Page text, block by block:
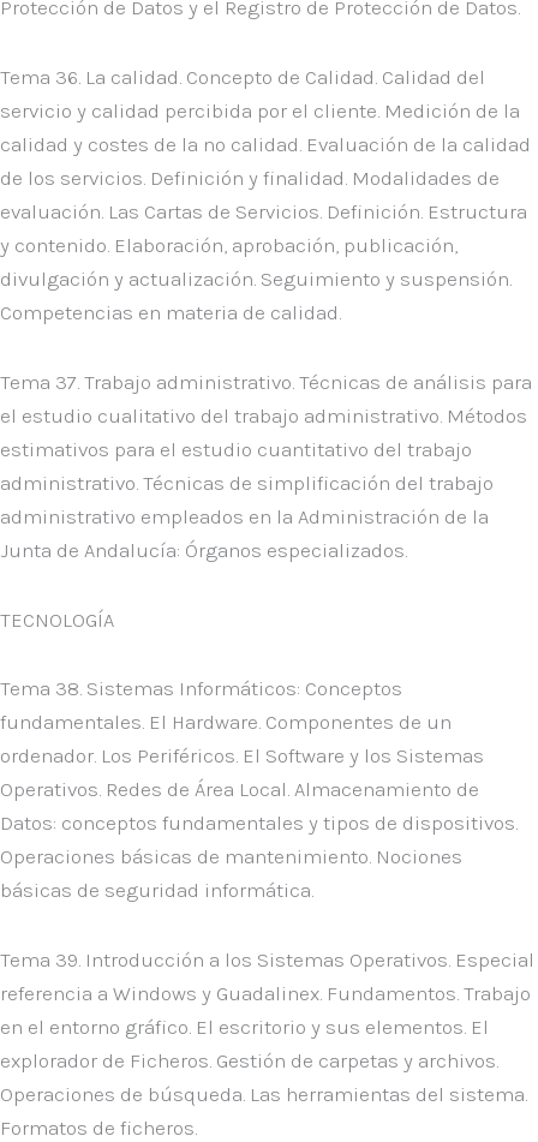
Protección de Datos y el Registro de Protección de Datos.
Tema 36. La calidad. Concepto de Calidad. Calidad del
servicio y calidad percibida por el cliente. Medición de la
calidad y costes de la no calidad. Evaluación de la calidad
de los servicios. Definición y finalidad. Modalidades de
evaluación. Las Cartas de Servicios. Definición. Estructura
y contenido. Elaboración, aprobación, publicación,
divulgación y actualización. Seguimiento y suspensión.
Competencias en materia de calidad.
Tema 37. Trabajo administrativo. Técnicas de análisis para
el estudio cualitativo del trabajo administrativo. Métodos
estimativos para el estudio cuantitativo del trabajo
administrativo. Técnicas de simplificación del trabajo
administrativo empleados en la Administración de la
Junta de Andalucía: Órganos especializados.
TECNOLOGÍA
Tema 38. Sistemas Informáticos: Conceptos
fundamentales. El Hardware. Componentes de un
ordenador. Los Periféricos. El Software y los Sistemas
Operativos. Redes de Área Local. Almacenamiento de
Datos: conceptos fundamentales y tipos de dispositivos.
Operaciones básicas de mantenimiento. Nociones
básicas de seguridad informática.
Tema 39. Introducción a los Sistemas Operativos. Especial
referencia a Windows y Guadalinex. Fundamentos. Trabajo
en el entorno gráfico. El escritorio y sus elementos. El
explorador de Ficheros. Gestión de carpetas y archivos.
Operaciones de búsqueda. Las herramientas del sistema.
Formatos de ficheros.